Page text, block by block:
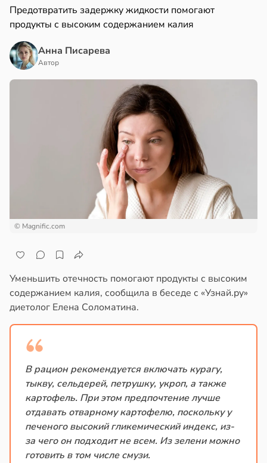
Предотвратить задержку жидкости помогают
продукты с высоким содержанием калия
Анна Писарева
Автор
© Magnific.com
Уменьшить отечность помогают продукты с высоким
содержанием калия, сообщила в беседе с «Узнай.ру»
диетолог Елена Соломатина.
В рацион рекомендуется включать курагу,
тыкву, сельдерей, петрушку, укроп, а также
картофель. При этом предпочтение лучше
отдавать отварному картофелю, поскольку у
печеного высокий гликемический индекс, из-
за чего он подходит не всем. Из зелени можно
готовить в том числе смузи.